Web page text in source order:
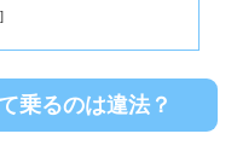
乗るのは違法？